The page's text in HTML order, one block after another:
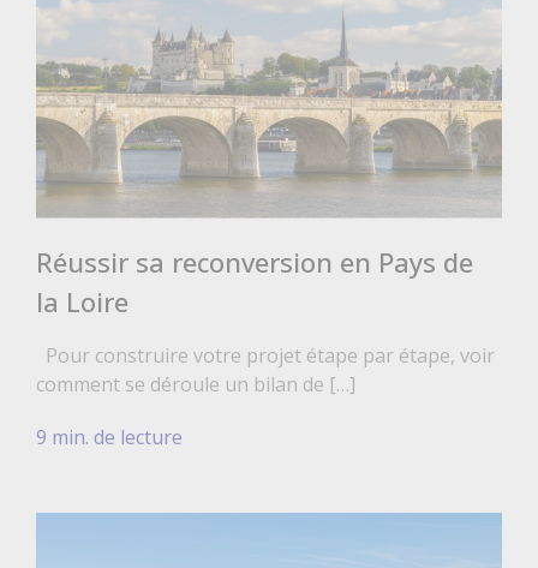
Réussir sa reconversion en Pays de
la Loire
Pour construire votre projet étape par étape, voir
comment se déroule un bilan de […]
9 min. de lecture